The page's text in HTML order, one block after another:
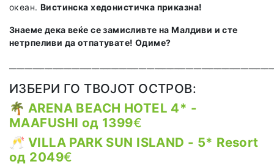
океан. Вистинска хедонистичка приказна!
Знаеме дека веќе се замисливте на Малдиви и сте
нетрпеливи да отпатувате! Одиме?
ИЗБЕРИ ГО ТВОЈОТ ОСТРОВ:
🌴 ARENA BEACH HOTEL 4* -
MAAFUSHI од 1399€
🥂 VILLA PARK SUN ISLAND - 5* Resort
од 2049€